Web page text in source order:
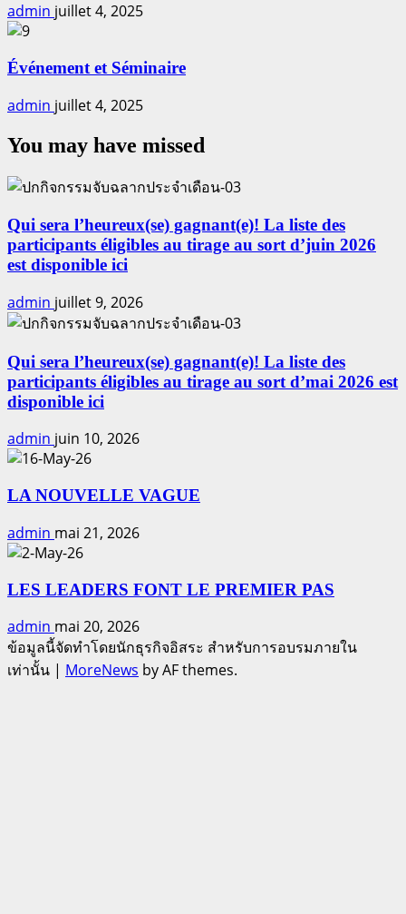
admin juillet 4, 2025
Événement et Séminaire
admin juillet 4, 2025
You may have missed
Qui sera l’heureux(se) gagnant(e)! La liste des
participants éligibles au tirage au sort d’juin 2026
est disponible ici
admin juillet 9, 2026
Qui sera l’heureux(se) gagnant(e)! La liste des
participants éligibles au tirage au sort d’mai 2026 est
disponible ici
admin juin 10, 2026
LA NOUVELLE VAGUE
admin mai 21, 2026
LES LEADERS FONT LE PREMIER PAS
admin mai 20, 2026
ข้อมูลนี้จัดทำโดยนักธุรกิจอิสระ สำหรับการอบรมภายใน
เท่านั้น | MoreNews by AF themes.